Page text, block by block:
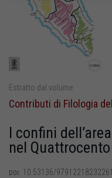
Estratto dal volume
Contributi di Filologia
I confini
nel Quattrocento
DOI: 10.53136/